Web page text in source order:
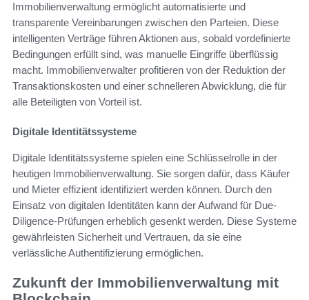
Immobilienverwaltung ermöglicht automatisierte und
transparente Vereinbarungen zwischen den Parteien. Diese
intelligenten Verträge führen Aktionen aus, sobald vordefinierte
Bedingungen erfüllt sind, was manuelle Eingriffe überflüssig
macht. Immobilienverwalter profitieren von der Reduktion der
Transaktionskosten und einer schnelleren Abwicklung, die für
alle Beteiligten von Vorteil ist.
Digitale Identitätssysteme
Digitale Identitätssysteme spielen eine Schlüsselrolle in der
heutigen Immobilienverwaltung. Sie sorgen dafür, dass Käufer
und Mieter effizient identifiziert werden können. Durch den
Einsatz von digitalen Identitäten kann der Aufwand für Due-
Diligence-Prüfungen erheblich gesenkt werden. Diese Systeme
gewährleisten Sicherheit und Vertrauen, da sie eine
verlässliche Authentifizierung ermöglichen.
Zukunft der Immobilienverwaltung mit